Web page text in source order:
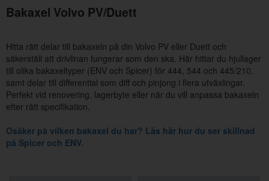
Bakaxel Volvo PV/Duett
Hitta rätt delar till bakaxeln på din Volvo PV eller Duett och
säkerställ att drivlinan fungerar som den ska. Här hittar du hjullager
till olika bakaxeltyper (ENV och Spicer) för 444, 544 och 445/210,
samt delar till differential som diff och pinjong i flera utväxlingar.
Perfekt vid renovering, lagerbyte eller när du vill anpassa bakaxeln
efter rätt specifikation.
Osäker på vilken bakaxel du har? Läs här hur du ser skillnad
på Spicer och ENV.